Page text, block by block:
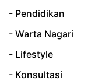
- Pendidikan
- Warta Nagari
- Lifestyle
- Konsultasi